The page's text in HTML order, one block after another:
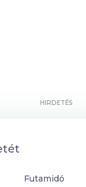
HIRDETÉS
Futamidó